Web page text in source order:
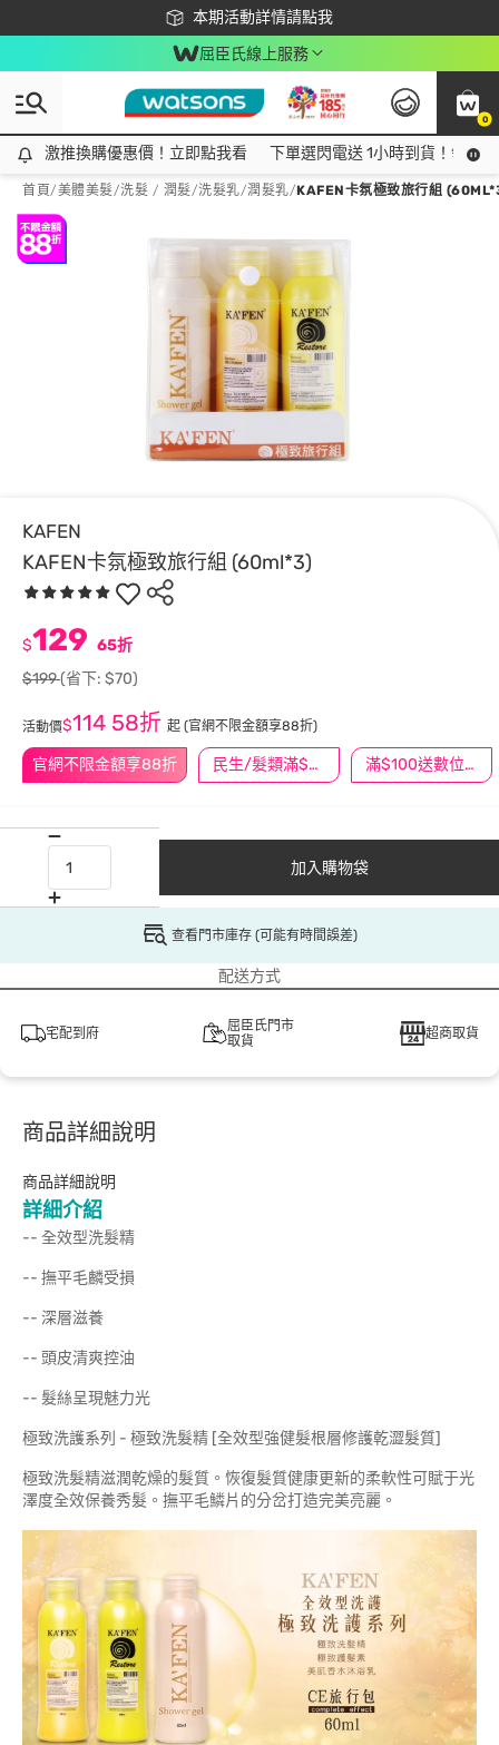
本期活動詳情請點我
下載app最高回饋$350
屈臣氏線上服務
0
激推換購優惠價！立即點我看
激推換購優惠價！立即點我看 下單選閃電送 1小時到貨！領神
首頁/美體美髮/洗髮 / 潤髮/洗髮乳/潤髮乳/KAFEN卡氛極致旅行組
KAFEN
KAFEN卡氛極致旅行組 (60ml*3)
官網不限金額享88折 民生/髮類滿$388送舒潔冰巾 滿$100送數位印花
$129 65折
$199(省下: $70)
活動價$114 58折 起 (官網不限金額享88折)
加入購物袋
查看門市庫存 (可能有時間誤差)
配送方式
宅配到府
屈臣氏門市
取貨
超商取貨
商品詳細說明
商品詳細說明
詳細介紹
-- 全效型洗髮精
-- 撫平毛麟受損
-- 深層滋養
-- 頭皮清爽控油
-- 髮絲呈現魅力光
極致洗護系列 - 極致洗髮精 [全效型強健髮根層修護乾澀髮質]
極致洗髮精滋潤乾燥的髮質。恢復髮質健康更新的柔軟性可賦于光
澤度全效保養秀髮。撫平毛鱗片的分岔打造完美亮麗。